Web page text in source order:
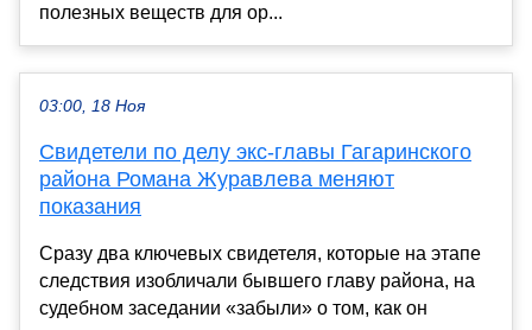
полезных веществ для ор...
03:00, 18 Ноя
Свидетели по делу экс-главы Гагаринского
района Романа Журавлева меняют
показания
Сразу два ключевых свидетеля, которые на этапе
следствия изобличали бывшего главу района, на
судебном заседании «забыли» о том, как он